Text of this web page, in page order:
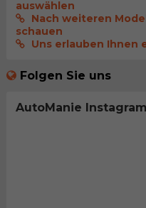
auswählen
Nach weiteren
schauen
Uns erlauben Ihnen
Folgen Sie uns
AutoManie Instagram